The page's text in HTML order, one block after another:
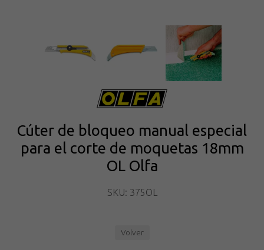
Cúter de bloqueo manual especial
para el corte de moquetas 18mm
OL Olfa
SKU: 375OL
Volver